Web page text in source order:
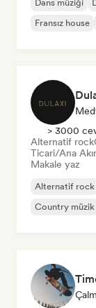
Dans müziği
Fransız house
> 3000
Alternatif rock
Ticari/Ana
Makale yaz
Alternatif rock
Country müzik